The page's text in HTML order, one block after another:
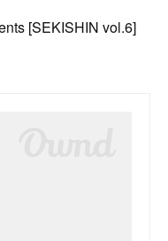
[SEKISHIN vol.6]